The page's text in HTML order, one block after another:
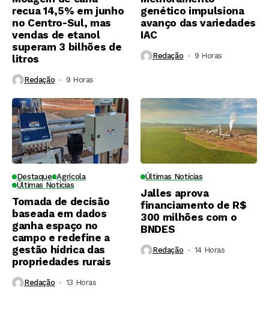
recua 14,5% em junho
no Centro-Sul, mas
vendas de etanol
superam 3 bilhões de
litros
Redação 9 Horas ⁮
genético impulsiona
avanço das variedades
IAC
Redação 9 Horas ⁮
Destaque Agrícola
Últimas Notícias
Tomada de decisão
baseada em dados
ganha espaço no
campo e redefine a
gestão hídrica das
propriedades rurais
Redação 13 Horas ⁮
Últimas Notícias
Jalles aprova
financiamento de R$
300 milhões com o
BNDES
Redação 14 Horas ⁮